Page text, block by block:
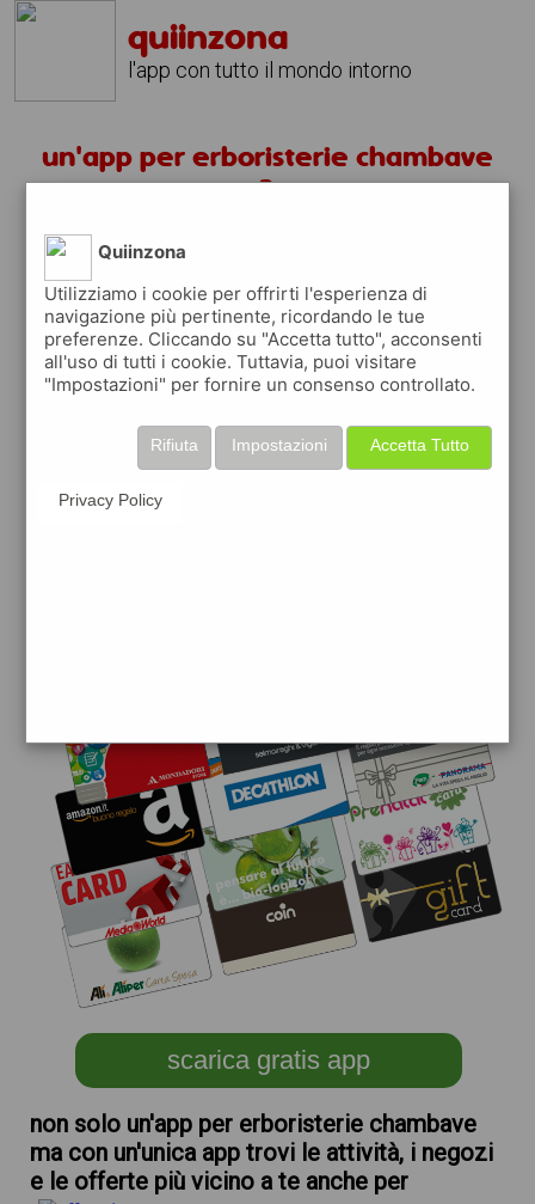
quiinzona
l'app con tutto il mondo intorno
un'app per erboristerie chambave
?
scarica gratis app
quiinzona è una app
gratuita
che ti aiuta se cerchi 'un'app per
ogni volta che la usi
raccogli punti da convertire inbuoni sconto
scarica gratis app
non solo un'app per erboristerie chambave
ma con un'unica app trovi le attività, i negozi
e le offerte più vicino a te anche per
Quiinzona
Utilizziamo i cookie per offrirti l'esperienza di
navigazione più pertinente, ricordando le tue
preferenze. Cliccando su "Accetta tutto", acconsenti
all'uso di tutti i cookie. Tuttavia, puoi visitare
"Impostazioni" per fornire un consenso controllato.
Accetta Tutto
Impostazioni
Rifiuta
Privacy Policy